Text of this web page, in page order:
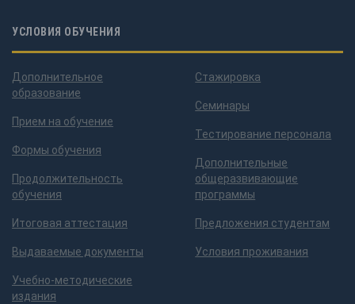
УСЛОВИЯ ОБУЧЕНИЯ
Дополнительное
образование
Прием на обучение
Формы обучения
Продолжительность
обучения
Итоговая аттестация
Выдаваемые документы
Учебно-методические
издания
Стажировка
Семинары
Тестирование персонала
Дополнительные
общеразвивающие
программы
Предложения студентам
Условия проживания